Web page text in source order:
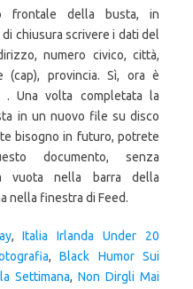
,Italia Irlanda Under 20
,Black Humor Sui
Settimana, Non Dirgli Mai